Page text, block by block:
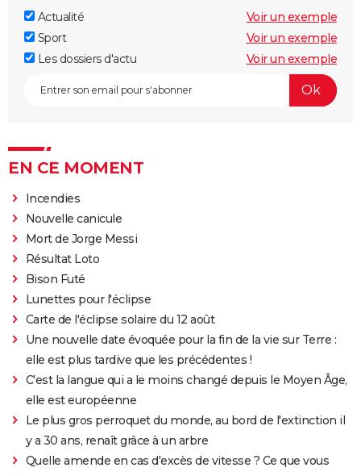
Actualité
Voir un exemple
Sport
Voir un exemple
Les dossiers d'actu
Voir un exemple
EN CE MOMENT
Incendies
Nouvelle canicule
Mort de Jorge Messi
Résultat Loto
Bison Futé
Lunettes pour l'éclipse
Carte de l'éclipse solaire du 12 août
Une nouvelle date évoquée pour la fin de la vie sur Terre :
elle est plus tardive que les précédentes !
C'est la langue qui a le moins changé depuis le Moyen Âge,
elle est européenne
Le plus gros perroquet du monde, au bord de l'extinction il
y a 30 ans, renaît grâce à un arbre
Quelle amende en cas d'excès de vitesse ? Ce que vous